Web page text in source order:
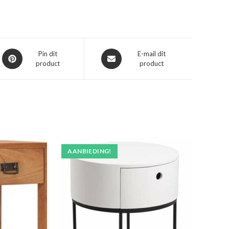
Opent
in
Pin dit
product
Opent
in
E-mail dit
product
AANBIEDING!